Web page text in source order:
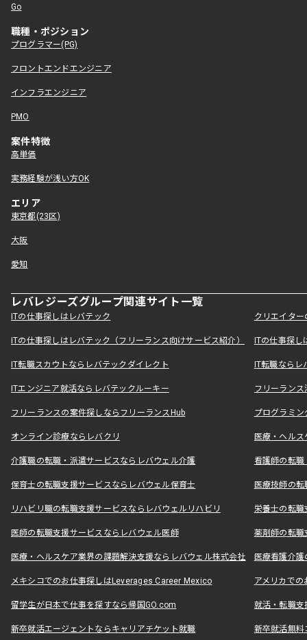
Go
職種・ポジション
プログラマー(PG)
フロントエンドエンジニア
インフラエンジニア
PMO
案件特徴
高単価
実務経験が浅い方OK
エリア
東京都(23区)
大阪
愛知
レバレジーズグループ関連サイト一覧
ITの仕事探しはレバテック クリエイタ
ITの仕事探しはレバテック（フリーランス向けサービス紹介） ITの仕事探
IT転職スカウトならレバテックダイレクト IT転職なら
ITエンジニア就活ならレバテックルーキー フリーラン
フリーランスの案件探しならフリーランスHub プログラミ
オンライン診療ならレバクリ 医療・ヘル
介護職の転職・派遣サービスならレバウェル介護 看護師の転
保育士の転職支援サービスならレバウェル保育士 医療技師の
リハビリ職の転職支援サービスならレバウェルリハビリ 栄養士の転
医師の転職支援サービスならレバウェル医師 薬剤師の転
医療・ヘルスケア業界の課題解決支援ならレバウェル株式会社 医療看護介
メキシコでのお仕事探しはLeverages Career Mexico アメリカで
留学生が日本で仕事を探すなら帰国GO.com 就活・転職
新卒就活エージェントならキャリアチケット就職 新卒就活無料